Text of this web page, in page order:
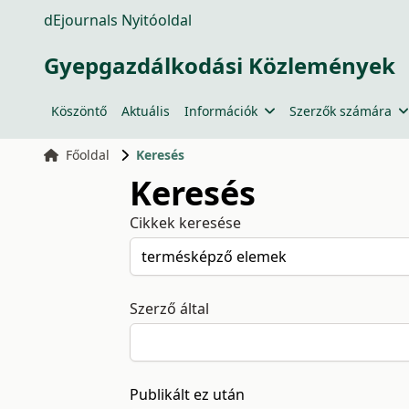
dEjournals Nyitóoldal
Gyepgazdálkodási Közlemények
Köszöntő Aktuális Információk Szerzők számára
Főoldal Keresés
Keresés
Cikkek keresése
Szerző által
Publikált ez után